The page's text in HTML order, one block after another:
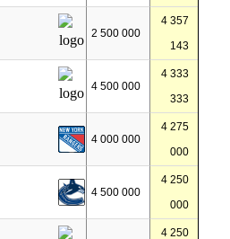
2 500 000
4 357
143
4 500 000
4 333
333
4 000 000
4 275
000
4 500 000
4 250
000
4 250